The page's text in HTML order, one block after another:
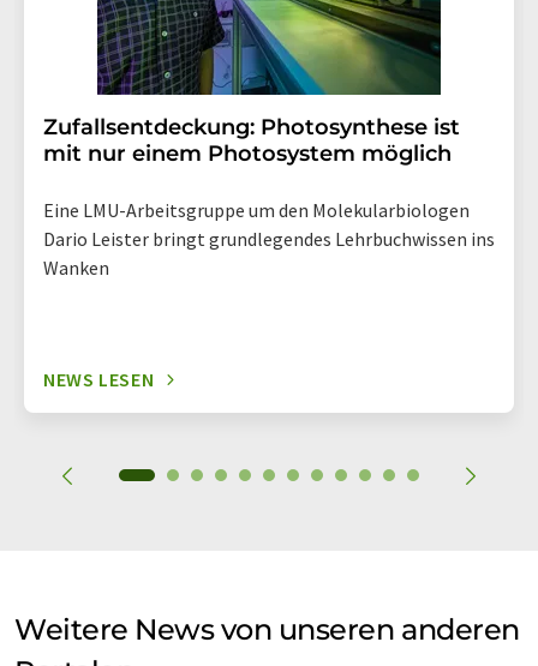
Zufallsentdeckung: Photosynthese ist
mit nur einem Photosystem möglich
Eine LMU-Arbeitsgruppe um den Molekularbiologen
Dario Leister bringt grundlegendes Lehrbuchwissen ins
Wanken
NEWS LESEN
Weitere News von unseren anderen